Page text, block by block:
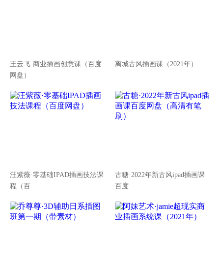
王云飞·商业插画创意课（百度
网盘）
离城古风插画课（2021年）
汪紫薇·零基础IPAD插画技法课
程（百
古糖·2022年新古风ipad插画课
百度